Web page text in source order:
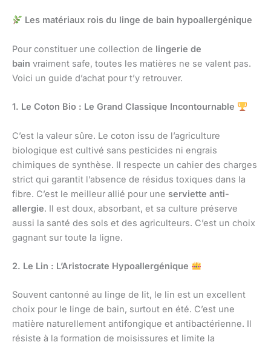
Les matériaux rois du linge de bain hypoallergénique
Pour constituer une collection de lingerie de
bain vraiment safe, toutes les matières ne se valent pas.
Voici un guide d’achat pour t’y retrouver.
1. Le Coton Bio : Le Grand Classique Incontournable
C’est la valeur sûre. Le coton issu de l’agriculture
biologique est cultivé sans pesticides ni engrais
chimiques de synthèse. Il respecte un cahier des charges
strict qui garantit l’absence de résidus toxiques dans la
fibre. C’est le meilleur allié pour une serviette anti-
allergie. Il est doux, absorbant, et sa culture préserve
aussi la santé des sols et des agriculteurs. C’est un choix
gagnant sur toute la ligne.
2. Le Lin : L’Aristocrate Hypoallergénique
Souvent cantonné au linge de lit, le lin est un excellent
choix pour le linge de bain, surtout en été. C’est une
matière naturellement antifongique et antibactérienne. Il
résiste à la formation de moisissures et limite la